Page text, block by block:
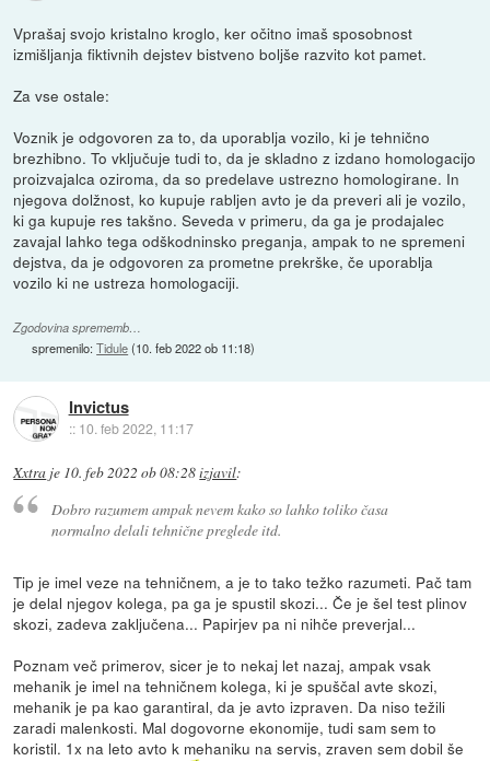
Vprašaj svojo kristalno kroglo, ker očitno imaš sposobnost
izmišljanja fiktivnih dejstev bistveno boljše razvito kot pamet.
Za vse ostale:
Voznik je odgovoren za to, da uporablja vozilo, ki je tehnično
brezhibno. To vključuje tudi to, da je skladno z izdano homologacijo
proizvajalca oziroma, da so predelave ustrezno homologirane. In
njegova dolžnost, ko kupuje rabljen avto je da preveri ali je vozilo,
ki ga kupuje res takšno. Seveda v primeru, da ga je prodajalec
zavajal lahko tega odškodninsko preganja, ampak to ne spremeni
dejstva, da je odgovoren za prometne prekrške, če uporablja
vozilo ki ne ustreza homologaciji.
Zgodovina sprememb…
spremenilo:Tidule(10. feb 2022 ob 11:18)
Invictus
:: 10. feb 2022, 11:17
Xxtra je 10. feb 2022 ob 08:28izjavil:
Dobro razumem ampak nevem kako so lahko toliko časa
normalno delali tehnične preglede itd.
Tip je imel veze na tehničnem, a je to tako težko razumeti. Pač tam
je delal njegov kolega, pa ga je spustil skozi... Če je šel test plinov
skozi, zadeva zaključena... Papirjev pa ni nihče preverjal...
Poznam več primerov, sicer je to nekaj let nazaj, ampak vsak
mehanik je imel na tehničnem kolega, ki je spuščal avte skozi,
mehanik je pa kao garantiral, da je avto izpraven. Da niso težili
zaradi malenkosti. Mal dogovorne ekonomije, tudi sam sem to
koristil. 1x na leto avto k mehaniku na servis, zraven sem dobil še